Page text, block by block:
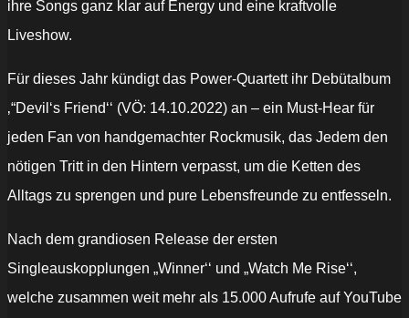
ihre Songs ganz klar auf Energy und eine kraftvolle
Liveshow.
Für dieses Jahr kündigt das Power-Quartett ihr Debütalbum
‚“Devil‘s Friend‘‘ (VÖ: 14.10.2022) an – ein Must-Hear für
jeden Fan von handgemachter Rockmusik, das Jedem den
nötigen Tritt in den Hintern verpasst, um die Ketten des
Alltags zu sprengen und pure Lebensfreunde zu entfesseln.
Nach dem grandiosen Release der ersten
Singleauskopplungen „Winner‘‘ und „Watch Me Rise‘‘,
welche zusammen weit mehr als 15.000 Aufrufe auf YouTube